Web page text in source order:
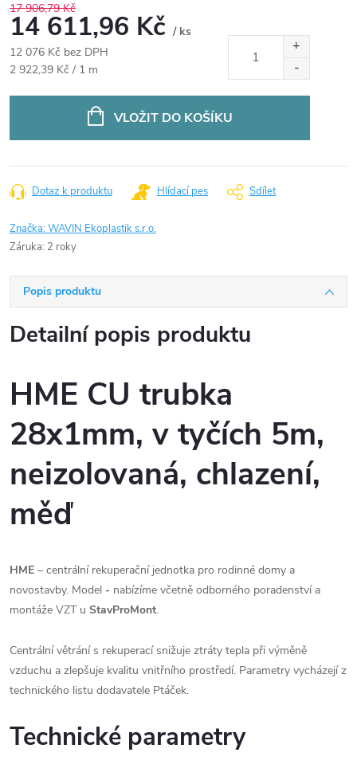
17 906,79 Kč
14 611,96 Kč / ks
12 076 Kč bez DPH
Měrná
2 922,39 Kč / 1 m
VLOŽIT DO KOŠÍKU
Dotaz k produktu Hlídací pes Sdílet
Značka:WAVIN Ekoplastik s.r.o.
Záruka: 2 roky
Popis produktu
Detailní popis produktu
HME CU trubka
28x1mm, v tyčích 5m,
neizolovaná, chlazení,
měď
HME – centrální rekuperační jednotka pro rodinné domy a
novostavby. Model - nabízíme včetně odborného poradenství a
montáže VZT u StavProMont.
Centrální větrání s rekuperací snižuje ztráty tepla při výměně
vzduchu a zlepšuje kvalitu vnitřního prostředí. Parametry vycházejí z
technického listu dodavatele Ptáček.
Technické parametry